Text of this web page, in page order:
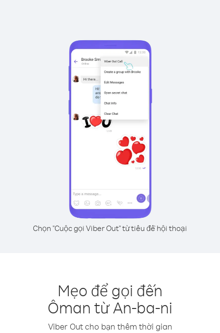
Chọn "Cuộc gọi Viber Out" từ tiêu đề hội thoại
Mẹo để gọi đến
Ôman từ An-ba-ni
Viber Out cho bạn thêm thời gian